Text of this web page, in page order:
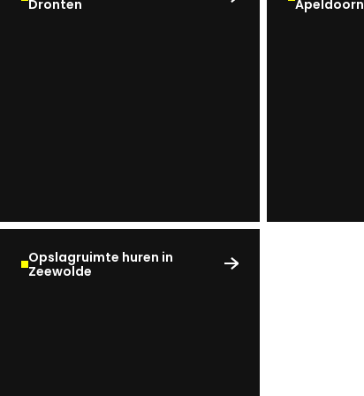
Dronten
Apeldoorn
Opslagruimte huren in
Zeewolde